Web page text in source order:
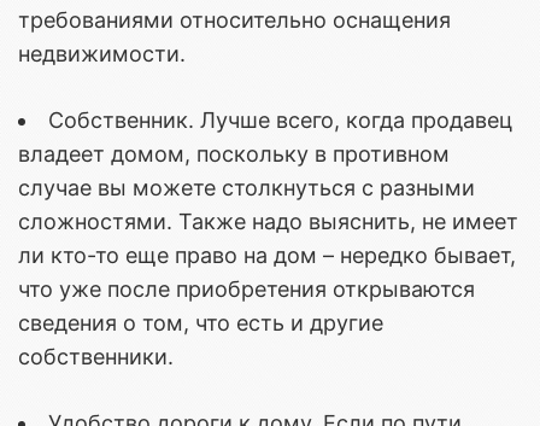
требованиями относительно оснащения
недвижимости.
Собственник. Лучше всего, когда продавец
владеет домом, поскольку в противном
случае вы можете столкнуться с разными
сложностями. Также надо выяснить, не имеет
ли кто-то еще право на дом – нередко бывает,
что уже после приобретения открываются
сведения о том, что есть и другие
собственники.